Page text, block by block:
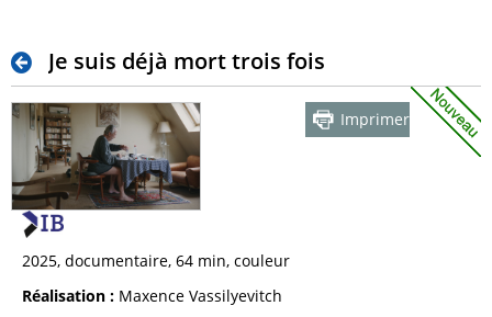
Je suis déjà mort trois fois
Imprimer
2025, documentaire, 64 min, couleur
Réalisation : Maxence Vassilyevitch